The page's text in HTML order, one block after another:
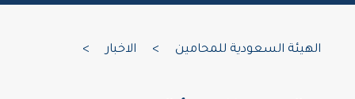
الهيئة السعودية للمحامين الاخبار